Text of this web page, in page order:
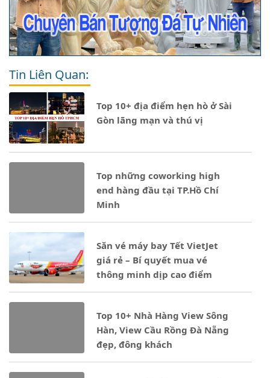
Tin Liên Quan:
Top 10+ địa điểm hẹn hò ở Sài
Gòn lãng mạn và thú vị
Top những coworking high
end hàng đầu tại TP.Hồ Chí
Minh
- 04/02/2026
Săn vé máy bay Tết VietJet
giá rẻ – Bí quyết mua vé
thông minh dịp cao điểm
- 08/01/2026
Top 10+ Nhà Hàng View Sông
Hàn, View Cầu Rồng Đà Nẵng
đẹp, đông khách